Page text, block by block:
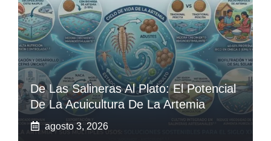
De Las Salineras Al Plato: El Potencial
De La Acuicultura De La Artemia
agosto 3, 2026